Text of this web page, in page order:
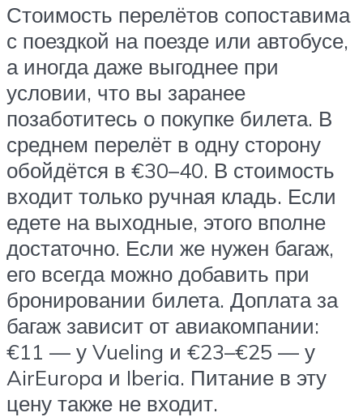
Стоимость перелётов сопоставима
с поездкой на поезде или автобусе,
а иногда даже выгоднее при
условии, что вы заранее
позаботитесь о покупке билета. В
среднем перелёт в одну сторону
обойдётся в €30–40. В стоимость
входит только ручная кладь. Если
едете на выходные, этого вполне
достаточно. Если же нужен багаж,
его всегда можно добавить при
бронировании билета. Доплата за
багаж зависит от авиакомпании:
€11 — у Vueling и €23–€25 — у
AirEuropa и Iberia. Питание в эту
цену также не входит.